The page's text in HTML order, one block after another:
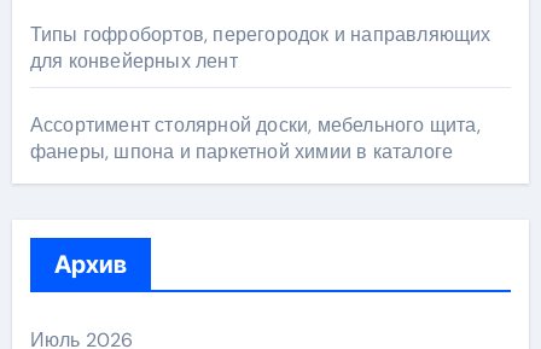
Типы гофробортов, перегородок и направляющих
для конвейерных лент
Ассортимент столярной доски, мебельного щита,
фанеры, шпона и паркетной химии в каталоге
Архив
Июль 2026